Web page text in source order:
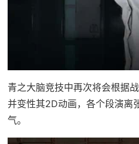
青之大脑竞技中再次将会根据
并变性其2D动画，各个段演离
气。